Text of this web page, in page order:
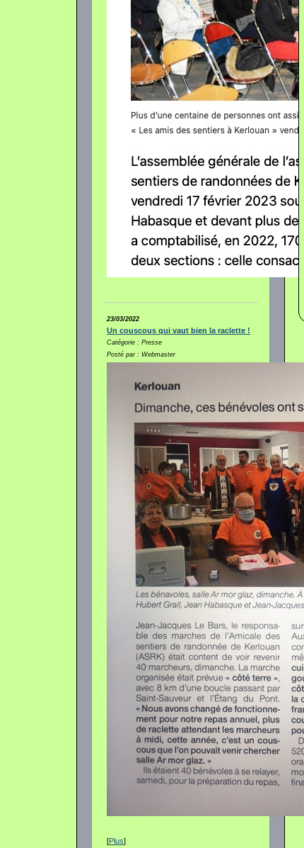
23/03/2022
Un couscous qui vaut bien la raclette !
Catégorie : Presse
Posté par : Webmaster
[Plus]